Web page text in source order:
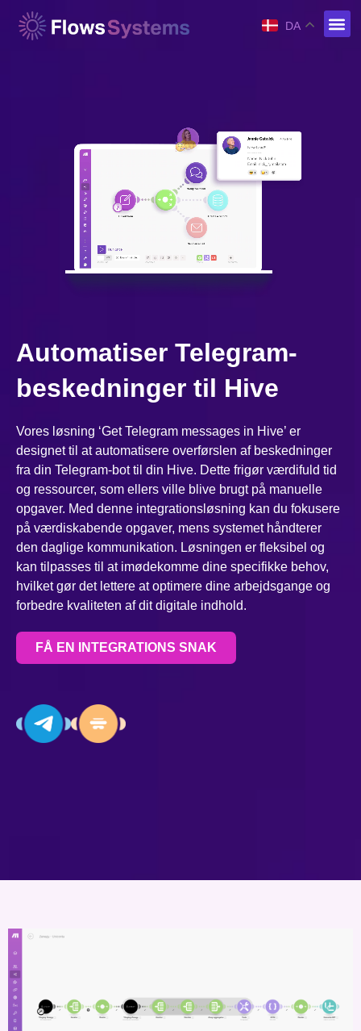
DA
Automatiser Telegram-
beskedninger til Hive
Vores løsning ‘Get Telegram messages in Hive’ er
designet til at automatisere overførslen af beskedninger
fra din Telegram-bot til din Hive. Dette frigør værdifuld tid
og ressourcer, som ellers ville blive brugt på manuelle
opgaver. Med denne integrationsløsning kan du fokusere
på værdiskabende opgaver, mens systemet håndterer
den daglige kommunikation. Løsningen er fleksibel og
kan tilpasses til at imødekomme dine specifikke behov,
hvilket gør det lettere at optimere dine arbejdsgange og
forbedre kvaliteten af dit digitale indhold.
FÅ EN INTEGRATIONS SNAK